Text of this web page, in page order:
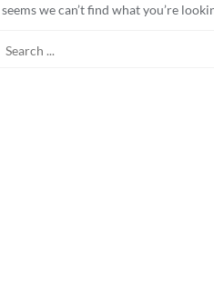
we can’t find what you’re